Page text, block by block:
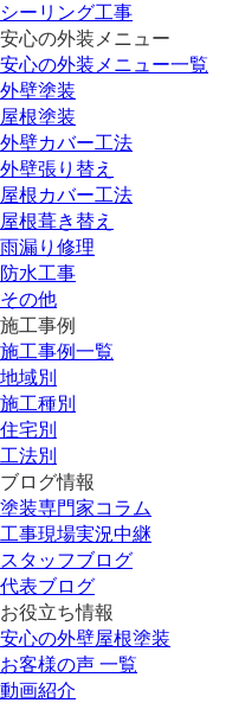
シーリング工事
安心の外装メニュー
安心の外装メニュー一覧
外壁塗装
屋根塗装
外壁カバー工法
外壁張り替え
屋根カバー工法
屋根葺き替え
雨漏り修理
防水工事
その他
施工事例
施工事例一覧
地域別
施工種別
住宅別
工法別
ブログ情報
塗装専門家コラム
工事現場実況中継
スタッフブログ
代表ブログ
お役立ち情報
安心の外壁屋根塗装
お客様の声 一覧
動画紹介